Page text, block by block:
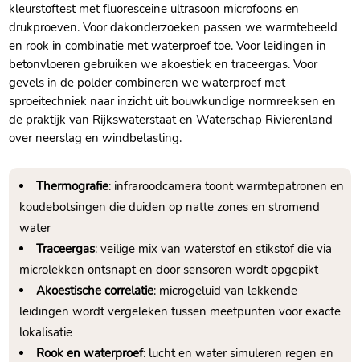
kleurstoftest met fluoresceine ultrasoon microfoons en
drukproeven. Voor dakonderzoeken passen we warmtebeeld
en rook in combinatie met waterproef toe. Voor leidingen in
betonvloeren gebruiken we akoestiek en traceergas. Voor
gevels in de polder combineren we waterproef met
sproeitechniek naar inzicht uit bouwkundige normreeksen en
de praktijk van Rijkswaterstaat en Waterschap Rivierenland
over neerslag en windbelasting.
Thermografie: infraroodcamera toont warmtepatronen en
koudebotsingen die duiden op natte zones en stromend
water
Traceergas: veilige mix van waterstof en stikstof die via
microlekken ontsnapt en door sensoren wordt opgepikt
Akoestische correlatie: microgeluid van lekkende
leidingen wordt vergeleken tussen meetpunten voor exacte
lokalisatie
Rook en waterproef: lucht en water simuleren regen en